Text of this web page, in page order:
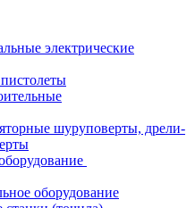
электрические
шуруповерты, дрели-
оборудование